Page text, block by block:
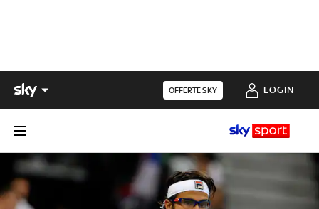
OFFERTE SKY LOGIN